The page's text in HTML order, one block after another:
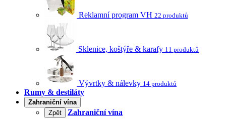
Reklamní program VH 22 produktů
Sklenice, koštýře & karafy 11 produktů
Vývrtky & nálevky 14 produktů
Rumy & destiláty
Zahraniční vína
Zpět
Zahraniční vína